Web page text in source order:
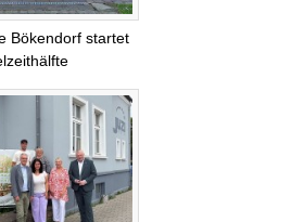
Bökendorf startet